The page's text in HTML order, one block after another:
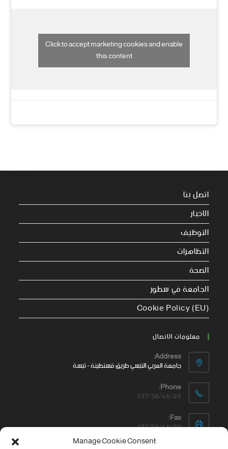
Manage Cookie Consent
Click to accept marketing cookies and enable
this content
اتصل بنا
الاخبار
التوظيف
التظاهرات
الصحة
الجامعة في سطور
Cookie Policy (EU)
معلومات الاتصال
Address:
جامعة العربي التبسي طريق قسنطينة - تبسة
Phone:
037/58/46/29
Fax:
037/58/46/29